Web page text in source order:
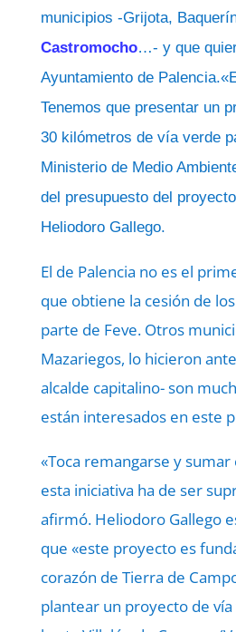
municipios -Grijota,
Castromocho…- y que
Ayuntamiento de
Tenemos que presentar un
30 kilómetros de vía verde
Ministerio de Medio
del presupuesto del
Heliodoro Gallego.
El de Palencia no es el
que obtiene la cesión de
parte de Feve. Otros
Mazariegos, lo hicieron
alcalde capitalino- son
están interesados en este
«Toca remangarse y
esta iniciativa ha de ser
afirmó. Heliodoro Gallego
que «este proyecto es
corazón de Tierra de
plantear un proyecto de